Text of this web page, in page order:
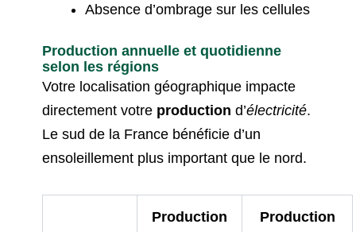
Absence d’ombrage sur les cellules
Production annuelle et quotidienne
selon les régions
Votre localisation géographique impacte
directement votre production d’électricité.
Le sud de la France bénéficie d’un
ensoleillement plus important que le nord.
Production
Production